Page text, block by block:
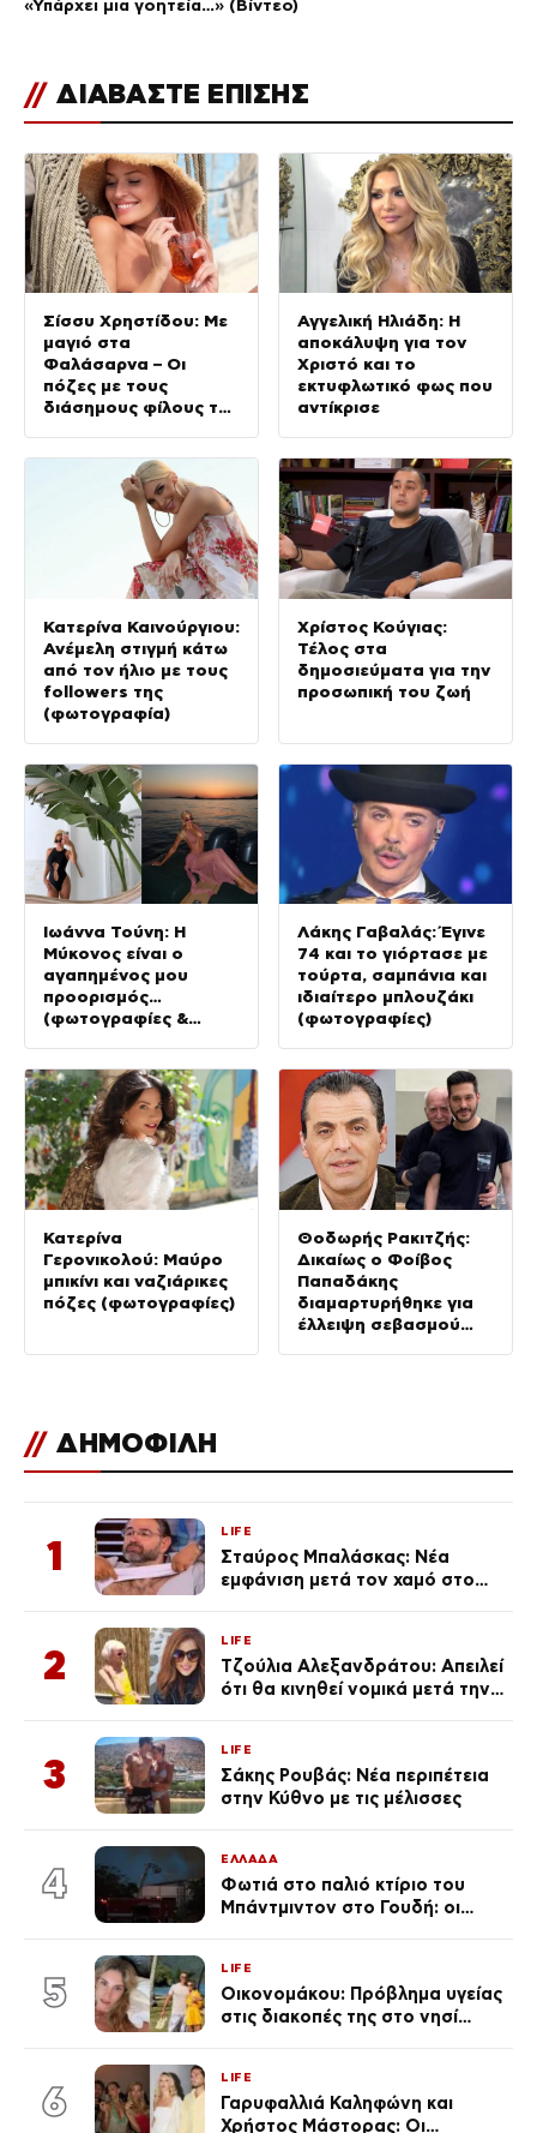
«Υπάρχει μια γοητεία…» (Βίντεο)
// ΔΙΑΒΑΣΤΕ ΕΠΙΣΗΣ
Σίσσυ Χρηστίδου: Με
μαγιό στα
Φαλάσαρνα – Οι
πόζες με τους
διάσημους φίλους της
Αγγελική Ηλιάδη: Η
αποκάλυψη για τον
Χριστό και το
εκτυφλωτικό φως που
αντίκρισε
Κατερίνα Καινούργιου:
Ανέμελη στιγμή κάτω
από τον ήλιο με τους
followers της
(φωτογραφία)
Χρίστος Κούγιας:
Τέλος στα
δημοσιεύματα για την
προσωπική του ζωή
Ιωάννα Τούνη: Η
Μύκονος είναι ο
αγαπημένος μου
προορισμός…
(φωτογραφίες &
Λάκης Γαβαλάς: Έγινε
74 και το γιόρτασε με
τούρτα, σαμπάνια και
ιδιαίτερο μπλουζάκι
(φωτογραφίες)
Κατερίνα
Γερονικολού: Μαύρο
μπικίνι και ναζιάρικες
πόζες (φωτογραφίες)
Θοδωρής Ρακιτζής:
Δικαίως ο Φοίβος
Παπαδάκης
διαμαρτυρήθηκε για
έλλειψη σεβασμού
// ΔΗΜΟΦΙΛΗ
1
LIFE
Σταύρος Μπαλάσκας: Νέα
εμφάνιση μετά τον χαμό στο
2
LIFE
Τζούλια Αλεξανδράτου: Απειλεί
ότι θα κινηθεί νομικά μετά την
3
LIFE
Σάκης Ρουβάς: Νέα περιπέτεια
στην Κύθνο με τις μέλισσες
4
ΕΛΛΑΔΑ
Φωτιά στο παλιό κτίριο του
Μπάντμιντον στο Γουδή: οι
πλήθος ελλείψεων και σοβαρών
κενών»
5
LIFE
Οικονομάκου: Πρόβλημα υγείας
στις διακοπές της στο νησί
6
LIFE
Γαρυφαλλιά Καληφώνη και
Χρήστος Μάστορας: Οι